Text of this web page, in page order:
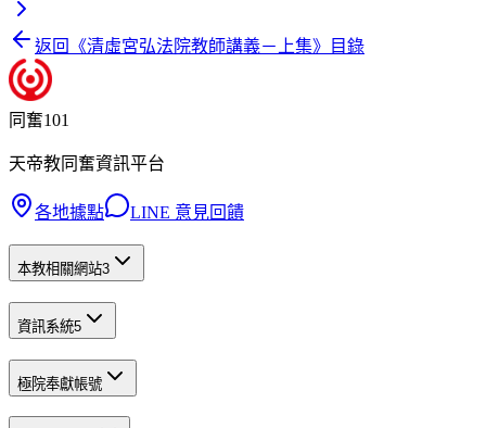
返回《清虛宮弘法院教師講義－上集》目錄
同奮101
天帝教同奮資訊平台
各地據點 LINE 意見回饋
本教相關網站3
資訊系統5
極院奉獻帳號